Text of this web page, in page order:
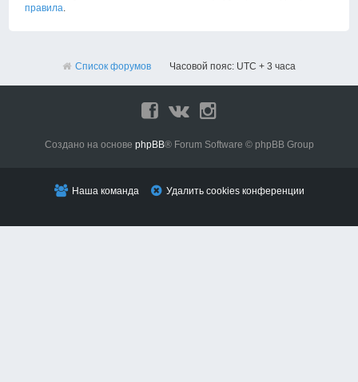
правила.
Список форумов Часовой пояс: UTC + 3 часа
Создано на основе phpBB® Forum Software © phpBB Group
Наша команда Удалить cookies конференции